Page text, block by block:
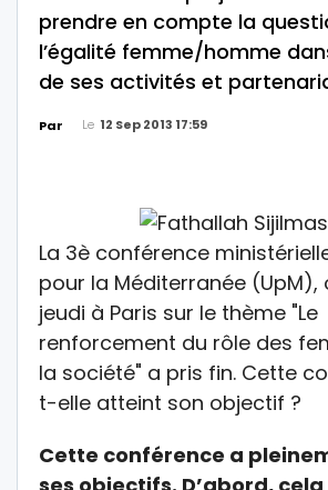
prendre en compte la
l’égalité femme/homme
de ses activités et
Par Le 12 Sep 2013 17:59
La 3è conférence
pour la Méditerranée (UpM),
jeudi à Paris sur le thème "Le
renforcement du rôle des
la société" a pris fin. Cette
t-elle atteint son objectif ?
Cette conférence a